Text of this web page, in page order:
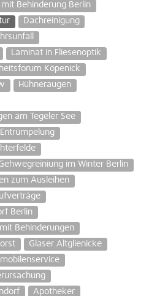
Behinderung Berlin
Dachreinigung
Laminat in Fliesenoptik
Köpenick
Hühneraugen
am Tegeler See
Entrümpelung
im Winter Berlin
zum Ausleihen
Berlin
Behinderungen
Glaser Altglienicke
Apotheker